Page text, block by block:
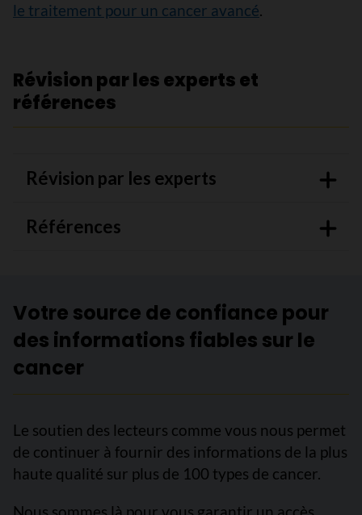
le traitement pour un cancer avancé.
Révision par les experts et
références
Révision par les experts
Références
Votre source de confiance pour
des informations fiables sur le
cancer
Le soutien des lecteurs comme vous nous permet
de continuer à fournir des informations de la plus
haute qualité sur plus de 100 types de cancer.